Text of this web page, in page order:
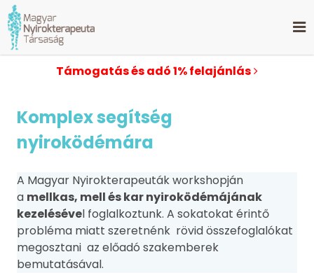
Támogatás és adó 1% felajánlás
Komplex segítség
nyiroködémára
A Magyar Nyirokterapeuták workshopján
a mellkas, mell és kar nyiroködémájának
kezelésével foglalkoztunk. A sokatokat érintő
probléma miatt szeretnénk rövid összefoglalókat
megosztani az előadó szakemberek
bemutatásával.